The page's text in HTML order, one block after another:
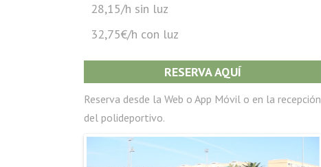
28,15/h sin luz
32,75€/h con luz
RESERVA AQUÍ
Reserva desde la Web o App Móvil o en la recepción
del polideportivo.